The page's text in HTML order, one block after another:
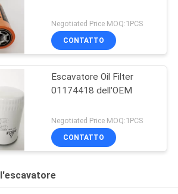
Negotiated Price MOQ:1PCS
CONTATTO
Escavatore Oil Filter
01174418 dell'OEM
Negotiated Price MOQ:1PCS
CONTATTO